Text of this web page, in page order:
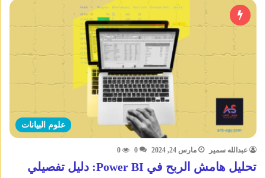
علوم البيانات
عبدالله سمير مارس 24, 2024 0
0
تحليل هامش الربح في Power BI: دليل تفصيلي